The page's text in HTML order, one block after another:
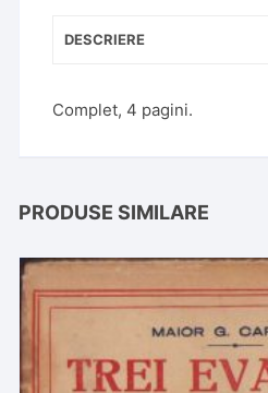
DESCRIERE
Complet, 4 pagini.
PRODUSE SIMILARE